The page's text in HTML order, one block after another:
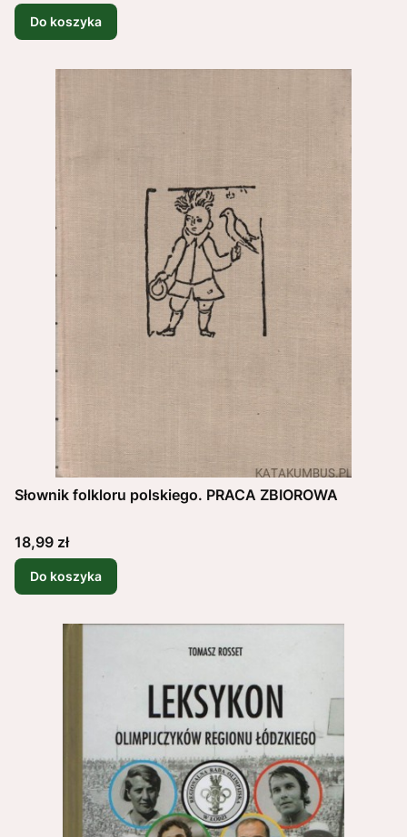
Do koszyka
Słownik folkloru polskiego. PRACA ZBIOROWA
Cena
18,99 zł
Do koszyka